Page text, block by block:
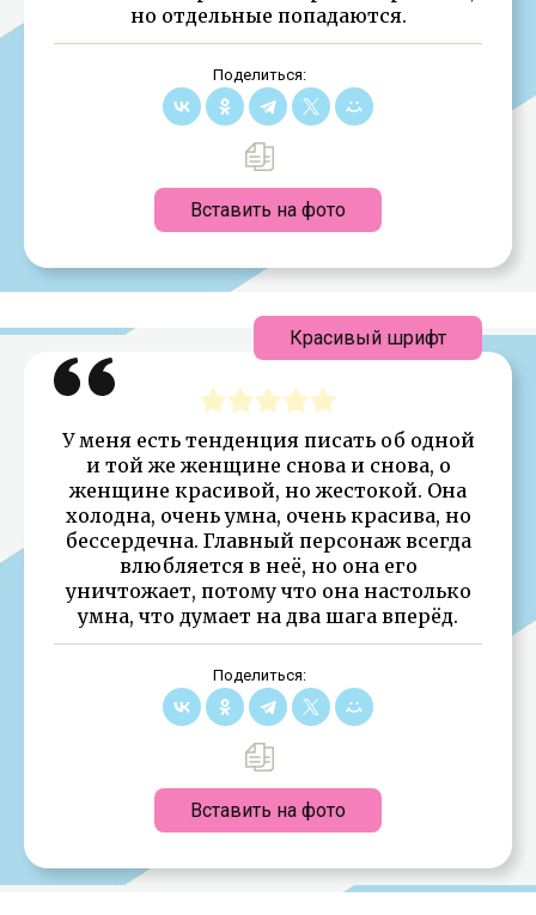
но отдельные попадаются.
Поделиться:
Вставить на фото
У меня есть тенденция писать об одной
и той же женщине снова и снова, о
женщине красивой, но жестокой. Она
холодна, очень умна, очень красива, но
бессердечна. Главный персонаж всегда
влюбляется в неё, но она его
уничтожает, потому что она настолько
умна, что думает на два шага вперёд.
Поделиться:
Вставить на фото
Красивый шрифт